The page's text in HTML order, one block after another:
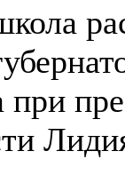
при